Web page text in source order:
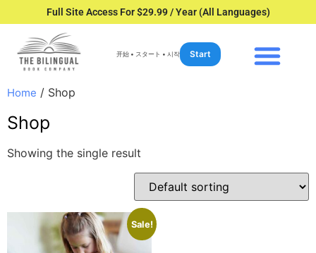
Full Site Access For $29.99 / Year (All Languages)
开始 • スタート • 시작 Start
Home / Shop
Shop
Showing the single result
Sale!